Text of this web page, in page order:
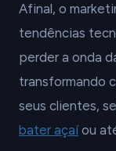
Afinal, o
tendências
perder a onda
transformando
seus clientes,
bater açaíou